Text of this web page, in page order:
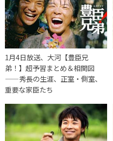
1月4日放送、大河【豊臣兄
弟！】超予習まとめ＆相関図
——秀長の生涯、正室・側室、
重要な家臣たち